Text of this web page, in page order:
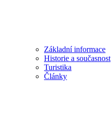
Základní informace
Historie a současnost
Turistika
Články